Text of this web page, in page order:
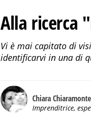
Alla ricerca
Vi è mai capitato di
identificarvi in una di
Chiara Chiaramonte
Imprenditrice,